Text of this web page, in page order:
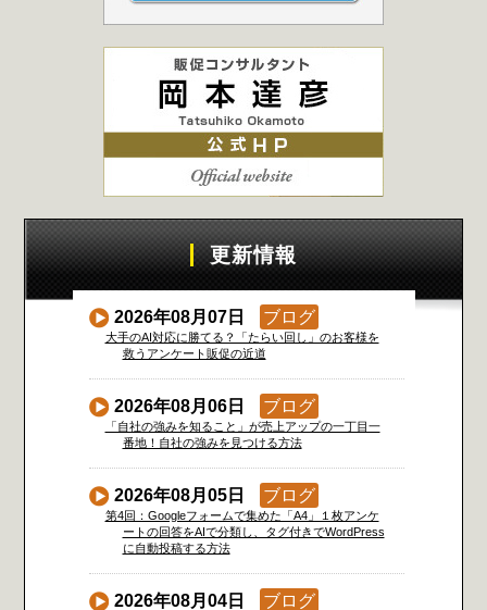
更新情報
2026年08月07日 ブログ
大手のAI対応に勝てる？「たらい回し」のお客様を
救うアンケート販促の近道
2026年08月06日 ブログ
「自社の強みを知ること」が売上アップの一丁目一
番地！自社の強みを見つける方法
2026年08月05日 ブログ
第4回：Googleフォームで集めた「A4」１枚アンケ
ートの回答をAIで分類し、タグ付きでWordPress
に自動投稿する方法
2026年08月04日 ブログ